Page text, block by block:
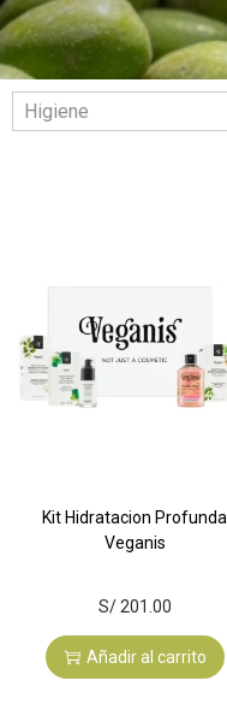
Kit Hidratacion Profunda
Veganis
S/201.00
Añadir al carrito